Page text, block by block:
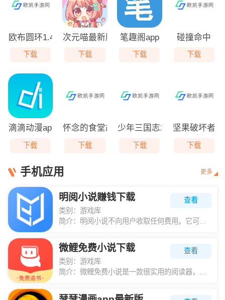
欧布圆环1.4.2新版本
下载
次元喵最新版本2024
下载
笔趣阁app
下载
碰撞命中
下载
滴滴动漫app1.66版本下载
下载
怀念的食堂故事免广告
下载
少年三国志2官方版
下载
坚果破坏者
下载
手机应用 更多
明阅小说赚钱下载
类别： 游戏库
简介：
明阅小说不向用户收取任何费用。它可以让您轻松阅读各种类型的小说。丰富的分类让您快速查找资源。海量图书内容让您自由选择。小说内容适合大众用户。相信大家喜欢看的小说都可以在这里找到。每日提醒推荐你喜欢的款
查看
微鲤免费小说下载
类别： 游戏库
简介：微鲤免费小说是一款很实用的阅读器，用户可以在软件中阅读各类小说，海量的小说资源让用户可以随意选择阅读。为用户准备的小说是最新最热门的小说资源，用户可以随时随地阅读自己喜欢的小说。小说资源丰富，类型齐全
查看